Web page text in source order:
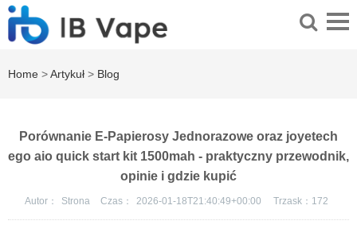
Home >Artykuł > Blog
Porównanie E-Papierosy Jednorazowe oraz joyetech
ego aio quick start kit 1500mah - praktyczny przewodnik,
opinie i gdzie kupić
Autor： Strona Czas： 2026-01-18T21:40:49+00:00 Trzask： 172